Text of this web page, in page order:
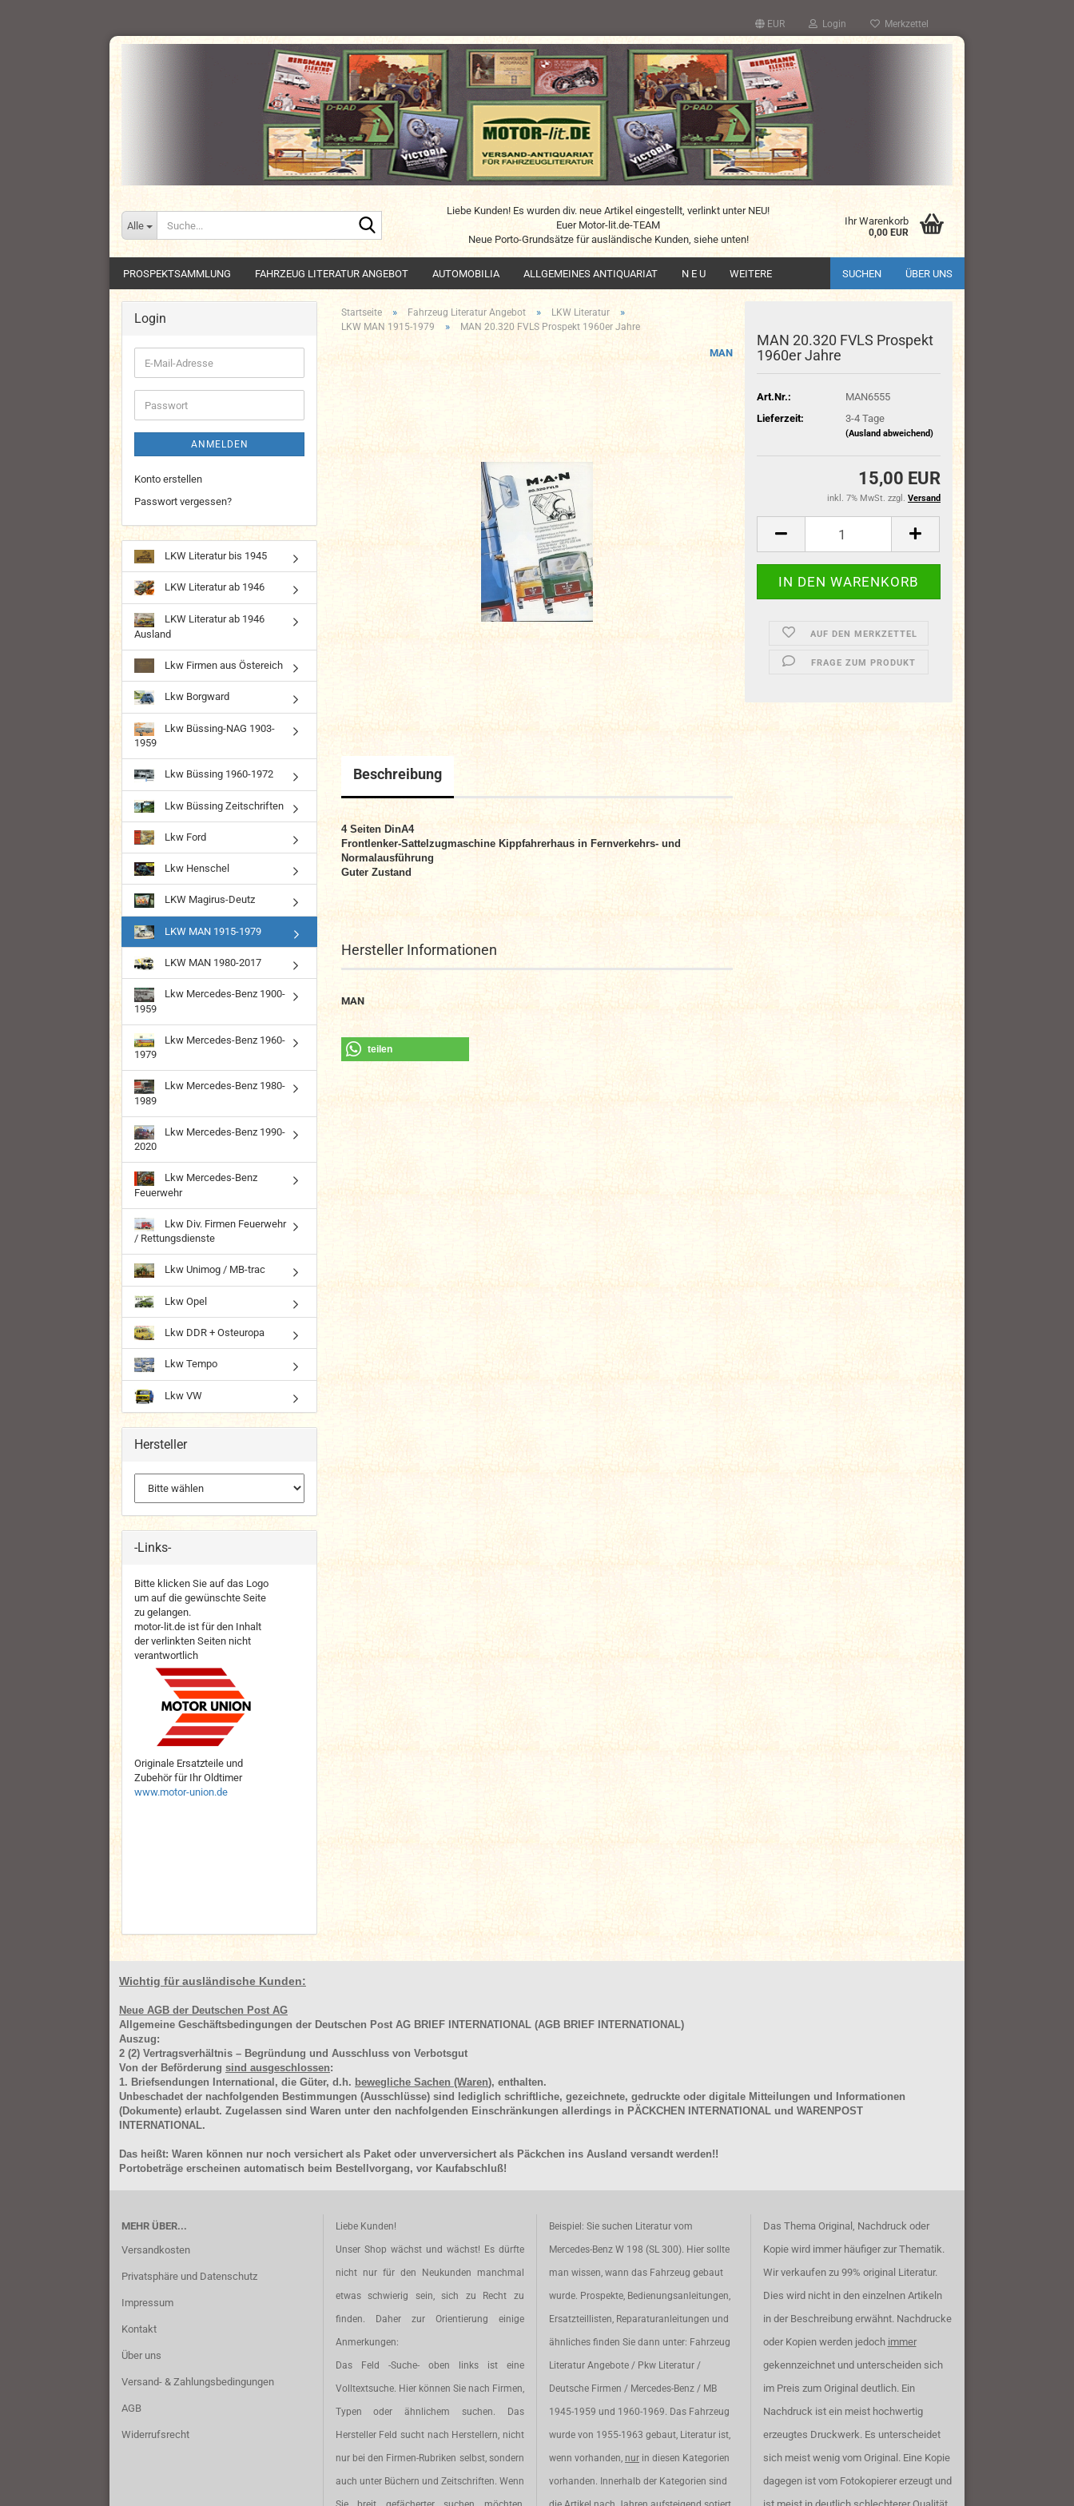
EUR Login Merkzettel
Alle
Liebe Kunden! Es wurden div. neue Artikel eingestellt, verlinkt unter NEU!
Euer Motor-lit.de-TEAM
Neue Porto-Grundsätze für ausländische Kunden, siehe unten!
Ihr Warenkorb
0,00 EUR
PROSPEKTSAMMLUNG FAHRZEUG LITERATUR ANGEBOT AUTOMOBILIA ALLGEMEINES ANTIQUARIAT N E U SUCHEN ÜBER UNS
WEITERE
Startseite » Fahrzeug Literatur Angebot » LKW Literatur »
LKW MAN 1915-1979 » MAN 20.320 FVLS Prospekt 1960er Jahre
MAN
MAN 20.320 FVLS Prospekt
1960er Jahre
Art.Nr.:
MAN6555
Lieferzeit:
3-4 Tage
(Ausland abweichend)
15,00 EUR
inkl. 7% MwSt. zzgl. Versand
AUF DEN MERKZETTEL
FRAGE ZUM PRODUKT
Beschreibung
4 Seiten DinA4
Frontlenker-Sattelzugmaschine Kippfahrerhaus in Fernverkehrs- und
Normalausführung
Guter Zustand
Hersteller Informationen
MAN
teilen
Login
E-
Mail-
Adresse
Passwort
ANMELDEN
Konto erstellen
Passwort vergessen?
LKW Literatur bis 1945
LKW Literatur ab 1946
LKW Literatur ab 1946
Ausland
Lkw Firmen aus Östereich
Lkw Borgward
Lkw Büssing-NAG 1903-
1959
Lkw Büssing 1960-1972
Lkw Büssing Zeitschriften
Lkw Ford
Lkw Henschel
LKW Magirus-Deutz
LKW MAN 1915-1979
LKW MAN 1980-2017
Lkw Mercedes-Benz 1900-
1959
Lkw Mercedes-Benz 1960-
1979
Lkw Mercedes-Benz 1980-
1989
Lkw Mercedes-Benz 1990-
2020
Lkw Mercedes-Benz
Feuerwehr
Lkw Div. Firmen Feuerwehr
/ Rettungsdienste
Lkw Unimog / MB-trac
Lkw Opel
Lkw DDR + Osteuropa
Lkw Tempo
Lkw VW
Hersteller
-Links-
Bitte klicken Sie auf das Logo
um auf die gewünschte Seite
zu gelangen.
motor-lit.de ist für den Inhalt
der verlinkten Seiten nicht
verantwortlich
Originale Ersatzteile und
Zubehör für Ihr Oldtimer
www.motor-union.de
Wichtig für ausländische Kunden:
Neue AGB der Deutschen Post AG
Allgemeine Geschäftsbedingungen der Deutschen Post AG BRIEF INTERNATIONAL (AGB BRIEF INTERNATIONAL)
Auszug:
2 (2) Vertragsverhältnis – Begründung und Ausschluss von Verbotsgut
Von der Beförderung sind ausgeschlossen:
1. Briefsendungen International, die Güter, d.h. bewegliche Sachen (Waren), enthalten.
Unbeschadet der nachfolgenden Bestimmungen (Ausschlüsse) sind lediglich schriftliche, gezeichnete, gedruckte oder digitale Mitteilungen und Informationen
(Dokumente) erlaubt. Zugelassen sind Waren unter den nachfolgenden Einschränkungen allerdings in PÄCKCHEN INTERNATIONAL und WARENPOST
INTERNATIONAL.
Das heißt: Waren können nur noch versichert als Paket oder unverversichert als Päckchen ins Ausland versandt werden!!
Portobeträge erscheinen automatisch beim Bestellvorgang, vor Kaufabschluß!
MEHR ÜBER...
Versandkosten
Privatsphäre und Datenschutz
Impressum
Kontakt
Über uns
Versand- & Zahlungsbedingungen
AGB
Widerrufsrecht
Liebe Kunden!
Unser Shop wächst und wächst! Es dürfte
nicht nur für den Neukunden manchmal
etwas schwierig sein, sich zu Recht zu
finden. Daher zur Orientierung einige
Anmerkungen:
Das Feld -Suche- oben links ist eine
Volltextsuche. Hier können Sie nach Firmen,
Typen oder ähnlichem suchen. Das
Hersteller Feld sucht nach Herstellern, nicht
nur bei den Firmen-Rubriken selbst, sondern
auch unter Büchern und Zeitschriften. Wenn
Beispiel: Sie suchen Literatur vom
Mercedes-Benz W 198 (SL 300). Hier sollte
man wissen, wann das Fahrzeug gebaut
wurde. Prospekte, Bedienungsanleitungen,
Ersatzteillisten, Reparaturanleitungen und
ähnliches finden Sie dann unter: Fahrzeug
Literatur Angebote / Pkw Literatur /
Deutsche Firmen / Mercedes-Benz / MB
1945-1959 und 1960-1969. Das Fahrzeug
wurde von 1955-1963 gebaut, Literatur ist,
wenn vorhanden, nur in diesen Kategorien
vorhanden. Innerhalb der Kategorien sind
Das Thema Original, Nachdruck oder
Kopie wird immer häufiger zur Thematik.
Wir verkaufen zu 99% original Literatur.
Dies wird nicht in den einzelnen Artikeln
in der Beschreibung erwähnt. Nachdrucke
oder Kopien werden jedoch immer
gekennzeichnet und unterscheiden sich
im Preis zum Original deutlich. Ein
Nachdruck ist ein meist hochwertig
erzeugtes Druckwerk. Es unterscheidet
sich meist wenig vom Original. Eine Kopie
dagegen ist vom Fotokopierer erzeugt und